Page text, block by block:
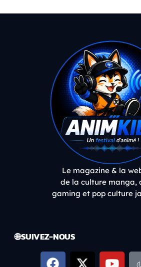
Le magazine & la
de la culture manga,
gaming et pop culture
🌐 SUIVEZ-NOUS